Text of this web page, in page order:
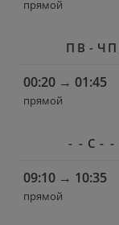
прямой
П В - Ч П
00:20 → 01:45
прямой
- - С - -
09:10 → 10:35
прямой